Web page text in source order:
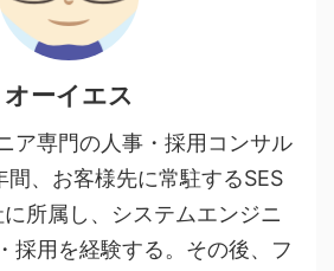
オーイエス
ア専門の人事・採用コンサル
、お客様先に常駐するSES
所属し、システムエンジニ
採用を経験する。その後、フ